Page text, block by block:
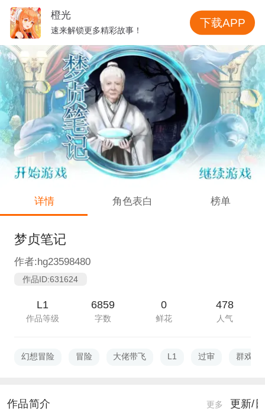
详情 角色表白 榜单
梦贞笔记
作者:hg23598480
作品ID:631624
L1
作品等级
6859
字数
0
鲜花
478
人气
幻想冒险 冒险 大佬带飞 L1 过审 群戏
作品简介 更多 更新/
橙光
速来解锁更多精彩故事！
下载APP